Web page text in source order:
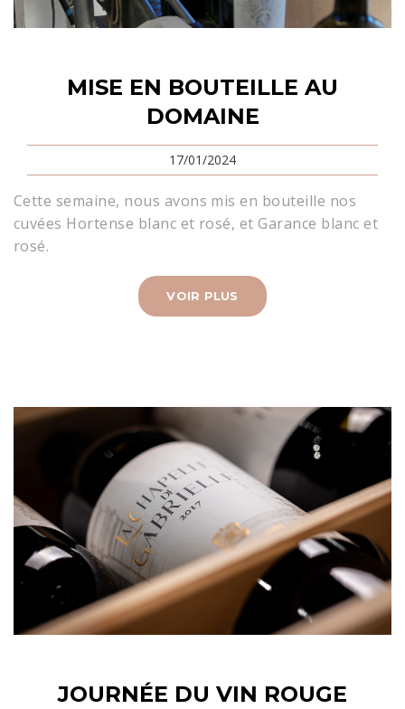
MISE EN BOUTEILLE AU
DOMAINE
17/01/2024
Cette semaine, nous avons mis en bouteille nos
cuvées Hortense blanc et rosé, et Garance blanc et
rosé.
VOIR PLUS
JOURNÉE DU VIN ROUGE